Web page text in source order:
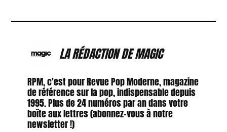
LA RÉDACTION DE MAGIC
RPM, c'est pour Revue Pop Moderne, magazine
de référence sur la pop, indispensable depuis
1995. Plus de 24 numéros par an dans votre
boîte aux lettres (abonnez-vous à notre
newsletter !)